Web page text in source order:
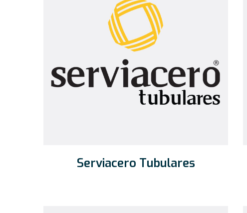
Serviacero Tubulares